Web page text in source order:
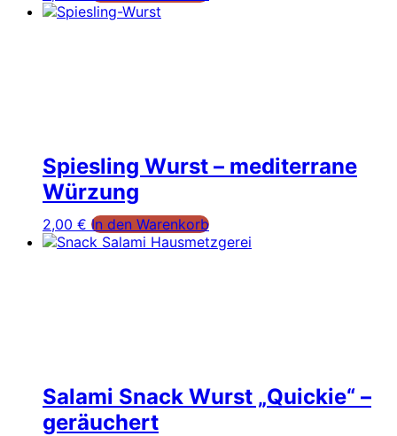
Spiesling Wurst – mediterrane
Würzung
2,00 € In den Warenkorb
Salami Snack Wurst „Quickie“ –
geräuchert